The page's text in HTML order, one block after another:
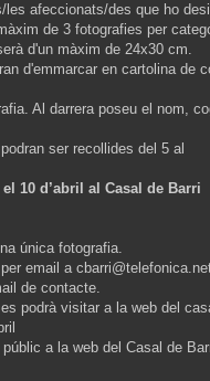
afeccionats/des que ho
de 3 fotografies per
d'un màxim de 24x30 cm.
d'emmarcar en cartolina de
Al darrera poseu el nom,
ser recollides del 5 al
10 d’abril al Casal de Barri
única fotografia.
email a
de contacte.
podrà visitar a la web del
a la web del Casal de